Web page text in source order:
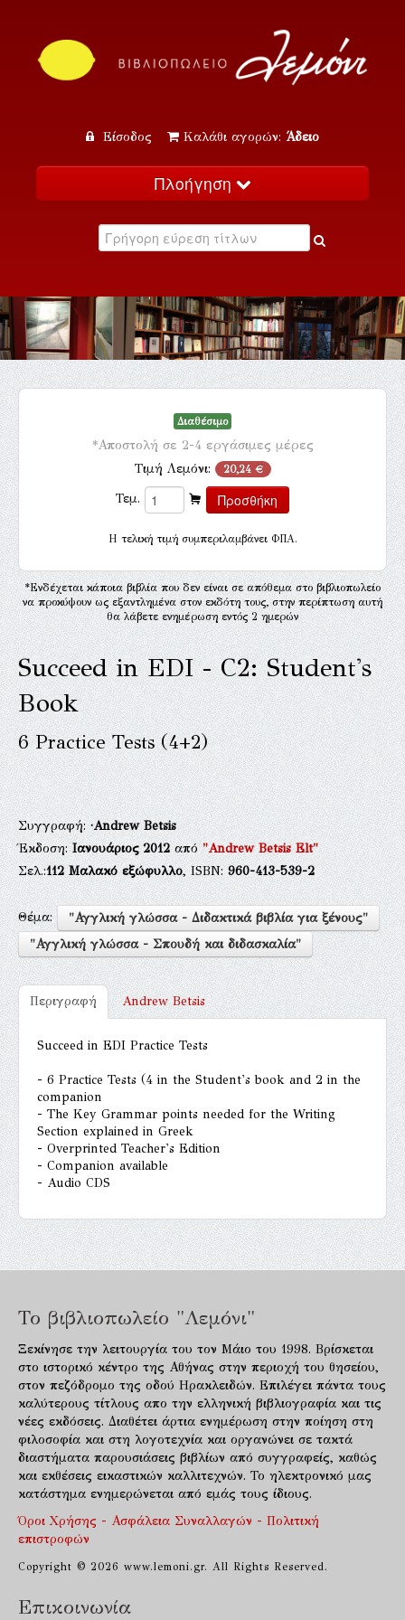
Είσοδος Καλάθι αγορών: Άδειο
Πλοήγηση
Κατάλογος
Εκδηλώσεις
Επικοινωνία
Διαθέσιμο
*Αποστολή σε 2-4 εργάσιμες μέρες
Τιμή Λεμόνι: 20,24 €
Τεμ.
H τελική τιμή συμπεριλαμβάνει ΦΠΑ.
*Ενδέχεται κάποια βιβλία που δεν είναι σε απόθεμα στο βιβλιοπωλείο
να προκύψουν ως εξαντλημένα στον εκδότη τους, στην περίπτωση αυτή
θα λάβετε ενημέρωση εντός 2 ημερών
Succeed in EDI - C2: Student's
Book
6 Practice Tests (4+2)
Συγγραφή:·Andrew Betsis
Έκδοση:Ιανουάριος 2012από"Andrew Betsis Elt"
Σελ.:112 Μαλακό εξώφυλλο, ISBN:960-413-539-2
Θέμα:
"Αγγλική γλώσσα - Διδακτικά βιβλία για ξένους"
"Αγγλική γλώσσα - Σπουδή και διδασκαλία"
Περιγραφή Andrew Betsis
Succeed in EDI Practice Tests
- 6 Practice Tests (4 in the Student's book and 2 in the
companion
- The Key Grammar points needed for the Writing
Section explained in Greek
- Overprinted Teacher's Edition
- Companion available
- Audio CDS
Το βιβλιοπωλείο "Λεμόνι"
Ξεκίνησε την λειτουργία του τον Μάιο του 1998. Βρίσκεται
στο ιστορικό κέντρο της Αθήνας στην περιοχή του θησείου,
στον πεζόδρομο της οδού Ηρακλειδών. Επιλέγει πάντα τους
καλύτερους τίτλους απο την ελληνική βιβλιογραφία και τις
νέες εκδόσεις. Διαθέτει άρτια ενημέρωση στην ποίηση στη
φιλοσοφία και στη λογοτεχνία και οργανώνει σε τακτά
διαστήματα παρουσιάσεις βιβλίων από συγγραφείς, καθώς
και εκθέσεις εικαστικών καλλιτεχνών. Το ηλεκτρονικό μας
κατάστημα ενημερώνεται από εμάς τους ίδιους.
Όροι Χρήσης - Ασφάλεια Συναλλαγών - Πολιτική
επιστροφών
Copyright © 2026 www.lemoni.gr. All Rights Reserved.
Επικοινωνία